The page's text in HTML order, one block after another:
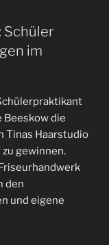
Schüler
im
Beeskow die
Tinas Haarstudio
gewinnen.
den
und eigene